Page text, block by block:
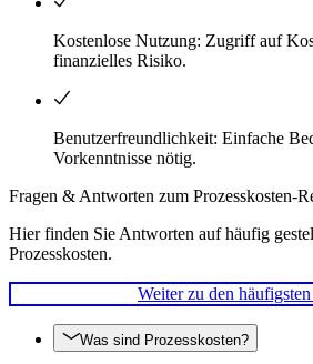
Kostenlose Nutzung: Zugriff auf
finanzielles Risiko.
Benutzerfreundlichkeit: Einfache
Vorkenntnisse nötig.
Fragen & Antworten zum Prozesskosten-
Hier finden Sie Antworten auf häufig
Prozesskosten.
Weiter zu den
Was sind Prozesskosten?